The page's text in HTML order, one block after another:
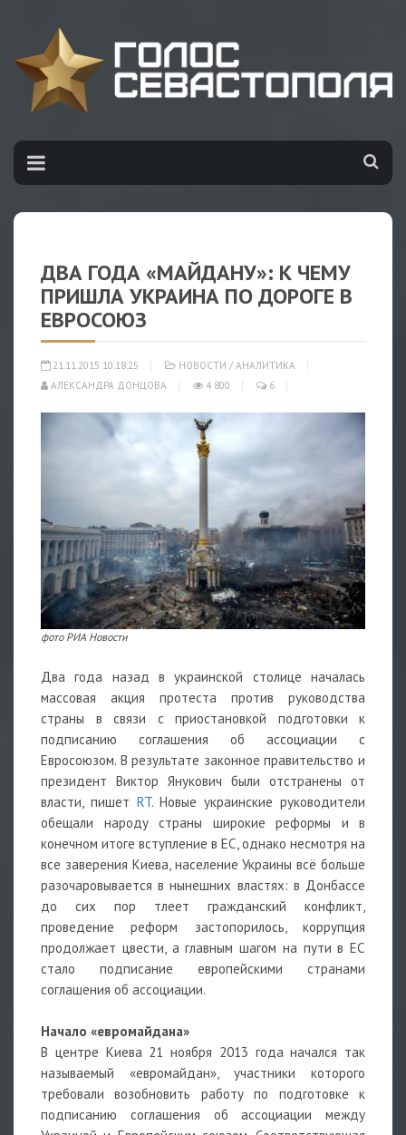
ДВА ГОДА «МАЙДАНУ»: К ЧЕМУ
ПРИШЛА УКРАИНА ПО ДОРОГЕ В
ЕВРОСОЮЗ
21.11.2015 10:18:25 НОВОСТИ / АНАЛИТИКА
АЛЕКСАНДРА ДОНЦОВА
4 800 6
фото РИА Новости
Два года назад в украинской столице началась
массовая акция протеста против руководства
страны в связи с приостановкой подготовки к
подписанию соглашения об ассоциации с
Евросоюзом. В результате законное правительство и
президент Виктор Янукович были отстранены от
власти, пишет RT. Новые украинские руководители
обещали народу страны широкие реформы и в
конечном итоге вступление в ЕС, однако несмотря на
все заверения Киева, население Украины всё больше
разочаровывается в нынешних властях: в Донбассе
до сих пор тлеет гражданский конфликт,
проведение реформ застопорилось, коррупция
продолжает цвести, а главным шагом на пути в ЕС
стало подписание европейскими странами
соглашения об ассоциации.
Начало «евромайдана»
В центре Киева 21 ноября 2013 года начался так
называемый «евромайдан», участники которого
требовали возобновить работу по подготовке к
подписанию соглашения об ассоциации между